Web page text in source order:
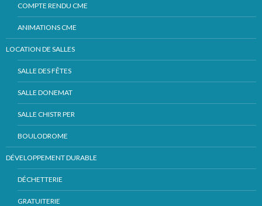
COMPTE RENDU CME
ANIMATIONS CME
LOCATION DE SALLES
SALLE DES FÊTES
SALLE DONEMAT
SALLE CHISTR PER
BOULODROME
DÉVELOPPEMENT DURABLE
DÉCHETTERIE
GRATUITERIE